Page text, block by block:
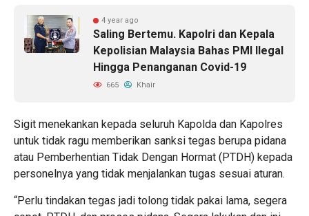
4 year ago
Saling Bertemu. Kapolri dan Kepala
Kepolisian Malaysia Bahas PMI Ilegal
Hingga Penanganan Covid-19
665 Khair
Sigit menekankan kepada seluruh Kapolda dan Kapolres
untuk tidak ragu memberikan sanksi tegas berupa pidana
atau Pemberhentian Tidak Dengan Hormat (PTDH) kepada
personelnya yang tidak menjalankan tugas sesuai aturan.
“Perlu tindakan tegas jadi tolong tidak pakai lama, segera